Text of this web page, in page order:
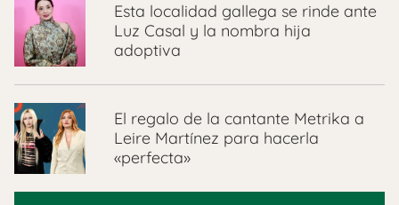
Esta localidad gallega se rinde ante
Luz Casal y la nombra hija
adoptiva
El regalo de la cantante Metrika a
Leire Martínez para hacerla
«perfecta»